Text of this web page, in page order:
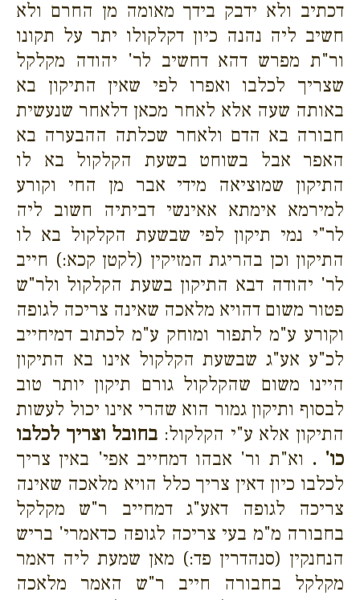
דכתיב ולא ידבק בידך מאומה מן החרם ולא
חשיב ליה נהנה כיון דקלקולו יתר על תקונו
ור"ת מפרש דהא דחשיב לר' יהודה מקלקל
שצריך לכלבו ואפרו לפי שאין התיקון בא
באותה שעה אלא לאחר מכאן דלאחר שנעשית
חבורה בא הדם ולאחר שכלתה ההבערה בא
האפר אבל בשוחט בשעת הקלקול בא לו
התיקון שמוציאה מידי אבר מן החי וקורע
למירמא אימתא אאינשי דביתיה חשוב ליה
לר"י נמי תיקון לפי שבשעת הקלקול בא לו
התיקון וכן בהריגת המזיקין (לקטן קכא:) חייב
לר' יהודה דבא התיקון בשעת הקלקול ולר"ש
פטור משום דהויא מלאכה שאינה צריכה לגופה
וקורע ע"מ לתפור ומוחק ע"מ לכתוב דמיחייב
לכ"ע אע"ג שבשעת הקלקול אינו בא התיקון
היינו משום שהקלקול גורם תיקון יותר טוב
לבסוף ותיקון גמור הוא שהרי אינו יכול לעשות
התיקון אלא ע"י הקלקול: בחובל וצריך לכלבו
כו' . וא"ת ור' אבהו דמחייב אפי' באין צריך
לכלבו כיון דאין צריך כלל הויא מלאכה שאינה
צריכה לגופה דאע"ג דמחייב ר"ש מקלקל
בחבורה מ"מ בעי צריכה לגופה כדאמרי' בריש
הנחנקין (סנהדרין פד:) מאן שמעת ליה דאמר
מקלקל בחבורה חייב ר"ש האמר מלאכה